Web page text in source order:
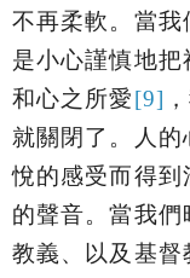
不再柔軟。當我
是小心謹慎地
和心之所愛[9]
就關閉了。人
悅的感受而得
的聲音。當我
教義、以及基督